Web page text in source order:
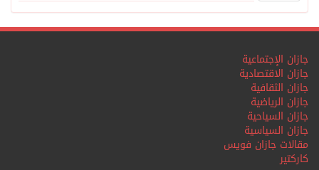
جازان الإجتماعية
جازان الاقتصادية
جازان الثقافية
جازان الرياضية
جازان السياحية
جازان السياسية
مقالات جازان فويس
كاركتير